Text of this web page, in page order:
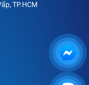
TP.HCM